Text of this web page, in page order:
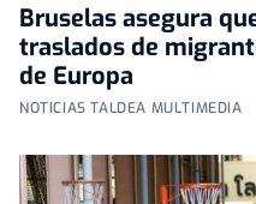
Bruselas asegura
traslados de
de Europa
NOTICIAS TALDEA MULTIMEDIA